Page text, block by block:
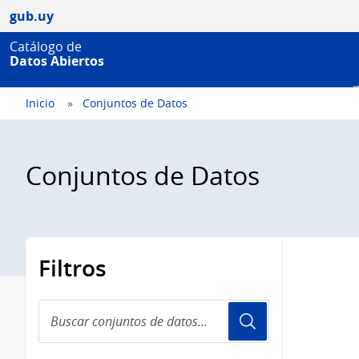
gub.uy
Catálogo de
Datos Abiertos
Inicio Conjuntos de Datos
Conjuntos de Datos
Filtros
conjuntos
de